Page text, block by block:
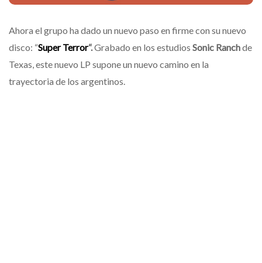
Ahora el grupo ha dado un nuevo paso en firme con su nuevo
disco: “Super Terror“.Grabado en los estudios Sonic Ranchde
Texas, este nuevo LP supone un nuevo camino en la
trayectoria de los argentinos.